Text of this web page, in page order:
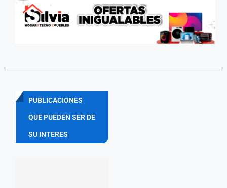
PUBLICACIONES
QUE PUEDEN SER DE
SU INTERES